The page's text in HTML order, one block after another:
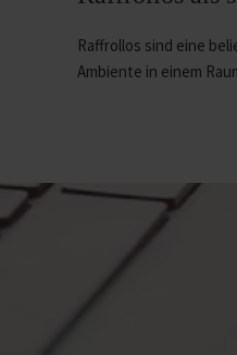
Raffrollos sind eine
Ambiente in einem